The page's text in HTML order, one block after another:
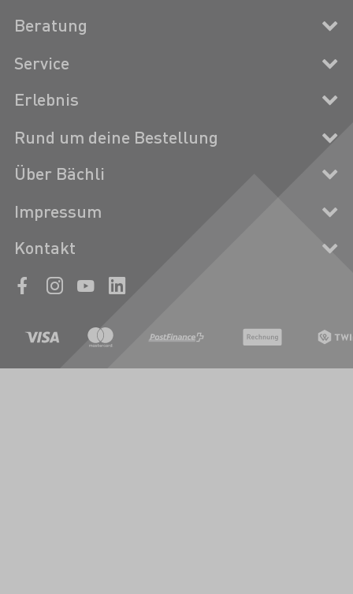
Beratung
Service
Erlebnis
Rund um deine Bestellung
Über Bächli
Impressum
Kontakt